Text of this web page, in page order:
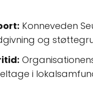
Konneveden
og
i